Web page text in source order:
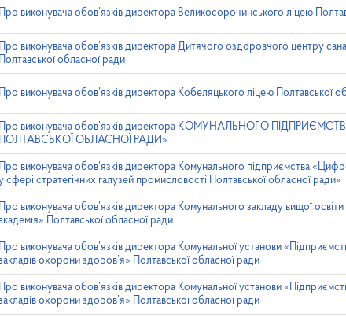
Про виконувача обов’язків директора Великосорочинського ліцею
Про виконувача обов’язків директора Дитячого оздоровчого центру
Полтавської обласної ради
Про виконувача обов’язків директора Кобеляцького ліцею Полтавської
Про виконувача обов’язків директора КОМУНАЛЬНОГО
ПОЛТАВСЬКОЇ ОБЛАСНОЇ РАДИ»
Про виконувача обов’язків директора Комунального підприємства
сфері стратегічних галузей промисловості Полтавської обласної ради»
Про виконувача обов’язків директора Комунального закладу вищої
Полтавської обласної ради
Про виконувача обов’язків директора Комунальної установи
охорони здоров’я» Полтавської обласної ради
Про виконувача обов’язків директора Комунальної установи
охорони здоров’я» Полтавської обласної ради